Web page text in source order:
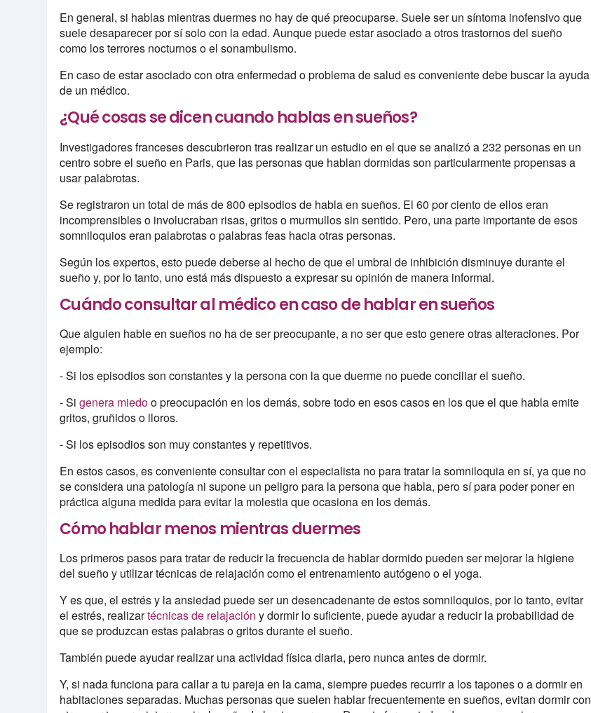
En general, si hablas mientras duermes no hay de qué preocuparse. Suele ser un síntoma inofensivo que
suele desaparecer por sí solo con la edad. Aunque puede estar asociado a otros trastornos del sueño
como los terrores nocturnos o el sonambulismo.
En caso de estar asociado con otra enfermedad o problema de salud es conveniente debe buscar la ayuda
de un médico.
¿Qué cosas se dicen cuando hablas en sueños?
Investigadores franceses descubrieron tras realizar un estudio en el que se analizó a 232 personas en un
centro sobre el sueño en Paris, que las personas que hablan dormidas son particularmente propensas a
usar palabrotas.
Se registraron un total de más de 800 episodios de habla en sueños. El 60 por ciento de ellos eran
incomprensibles o involucraban risas, gritos o murmullos sin sentido. Pero, una parte importante de esos
somniloquios eran palabrotas o palabras feas hacia otras personas.
Según los expertos, esto puede deberse al hecho de que el umbral de inhibición disminuye durante el
sueño y, por lo tanto, uno está más dispuesto a expresar su opinión de manera informal.
Cuándo consultar al médico en caso de hablar en sueños
Que alguien hable en sueños no ha de ser preocupante, a no ser que esto genere otras alteraciones. Por
ejemplo:
- Si los episodios son constantes y la persona con la que duerme no puede conciliar el sueño.
- Sigenera miedoo preocupación en los demás, sobre todo en esos casos en los que el que habla emite
gritos, gruñidos o lloros.
- Si los episodios son muy constantes y repetitivos.
En estos casos, es conveniente consultar con el especialista no para tratar la somniloquia en sí, ya que no
se considera una patología ni supone un peligro para la persona que habla, pero sí para poder poner en
práctica alguna medida para evitar la molestia que ocasiona en los demás.
Cómo hablar menos mientras duermes
Los primeros pasos para tratar de reducir la frecuencia de hablar dormido pueden ser mejorar la higiene
del sueño y utilizar técnicas de relajación como el entrenamiento autógeno o el yoga.
Y es que, el estrés y la ansiedad puede ser un desencadenante de estos somniloquios, por lo tanto, evitar
el estrés, realizartécnicas de relajación y dormir lo suficiente, puede ayudar a reducir la probabilidad de
que se produzcan estas palabras o gritos durante el sueño.
También puede ayudar realizar una actividad física diaria, pero nunca antes de dormir.
Y, si nada funciona para callar a tu pareja en la cama, siempre puedes recurrir a los tapones o a dormir en
habitaciones separadas. Muchas personas que suelen hablar frecuentemente en sueños, evitan dormir con